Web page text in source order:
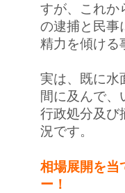
すが、これか
の逮捕と民事
精力を傾ける
実は、既に水
間に及んで、
行政処分及び
況です。
相場展開を当
ー！